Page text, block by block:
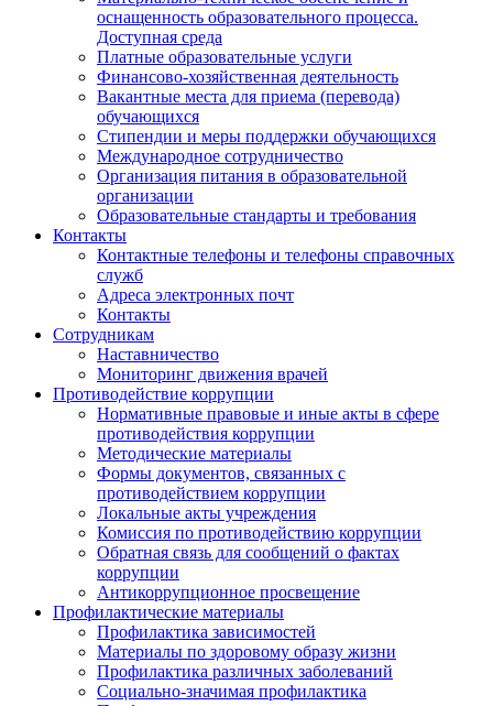
оснащенность образовательного процесса.
Доступная среда
Платные образовательные услуги
Финансово-хозяйственная деятельность
Вакантные места для приема (перевода)
обучающихся
Стипендии и меры поддержки обучающихся
Международное сотрудничество
Организация питания в образовательной
организации
Образовательные стандарты и требования
Контакты
Контактные телефоны и телефоны справочных
служб
Адреса электронных почт
Контакты
Сотрудникам
Наставничество
Мониторинг движения врачей
Противодействие коррупции
Нормативные правовые и иные акты в сфере
противодействия коррупции
Методические материалы
Формы документов, связанных с
противодействием коррупции
Локальные акты учреждения
Комиссия по противодействию коррупции
Обратная связь для сообщений о фактах
коррупции
Антикоррупционное просвещение
Профилактические материалы
Профилактика зависимостей
Материалы по здоровому образу жизни
Профилактика различных заболеваний
Социально-значимая профилактика